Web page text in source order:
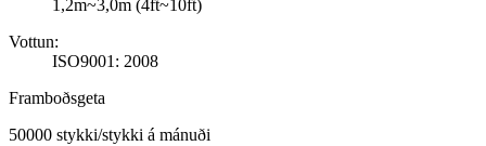
1,2m~3,0m (4ft~10ft)
Vottun:
ISO9001: 2008
Framboðsgeta
50000 stykki/stykki á mánuði